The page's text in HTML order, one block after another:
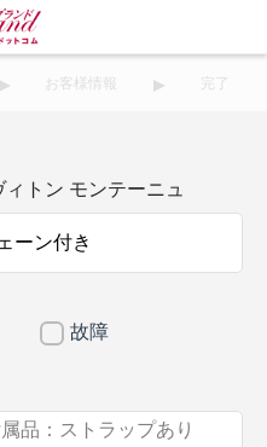
お客様情報 完了
トン モンテーニュ
故障